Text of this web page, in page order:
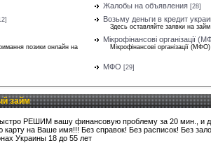
Жалобы на объявления [28]
Возьму деньги в кредит
Здесь оставляйте заявки на
позики онлайн на
Мікрофінансові організації
Мікрофінансові організації
МФО [29]
займ
РЕШИМ вашу финансовую проблему за 20 мин., и
карту на Ваше имя!!! Без справок! Без расписок! Без
Украины 18 до 55 лет